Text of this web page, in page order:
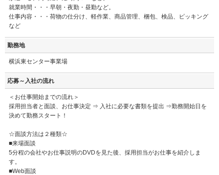
就業時間・・・早朝・夜勤・昼勤など。
仕事内容・・・荷物の仕分け、軽作業、商品管理、梱包、検品、ピッキング
など
勤務地
横浜東センター事業場
応募～入社の流れ
＜お仕事開始までの流れ＞
採用担当者と面談、お仕事決定 ⇒ 入社に必要な書類を提出 ⇒勤務開始日を
決めて勤務スタート！
☆面談方法は２種類☆
■来場面談
5分程の会社やお仕事説明のDVDを見た後、採用担当がお仕事を紹介しま
す。
■Web面談